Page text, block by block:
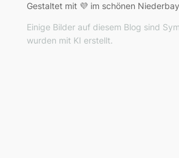
Gestaltet mit 💜 im schönen
Einige Bilder auf diesem Blog sind
wurden mit KI erstellt.